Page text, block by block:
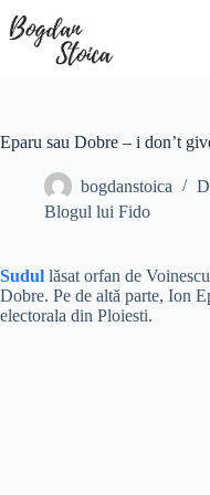
to
content
Eparu sau Dobre – i don’t
bogdanstoica
Blogul lui Fido
Sudul lăsat orfan de
Dobre. Pe de altă parte, Ion
electorala din Ploiesti.